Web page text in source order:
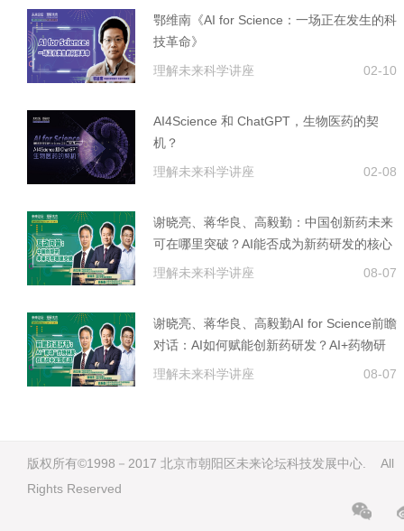
鄂维南《AI for Science：一场正在发生的科
技革命》
理解未来科学讲座
02-10
AI4Science 和 ChatGPT，生物医药的契
机？
理解未来科学讲座
02-08
谢晓亮、蒋华良、高毅勤：中国创新药未来
可在哪里突破？AI能否成为新药研发的核心
技术？
理解未来科学讲座 08-07
谢晓亮、蒋华良、高毅勤AI for Science前瞻
对话：AI如何赋能创新药研发？AI+药物研
发面临的机遇与挑战
理解未来科学讲座 08-07
版权所有©1998－2017 北京市朝阳区未来论坛科技发展中心. All
Rights Reserved